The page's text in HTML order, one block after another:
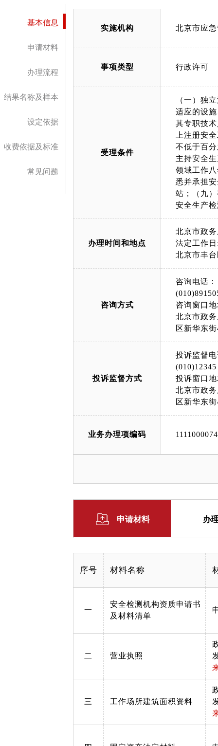
基本信息
申请材料
办理流程
结果名称及样本
设定依据
收费依据及标准
常见问题
实施机构 北京市应
事项类型 行政许可
受理条件
（一）独
适应的设
其专职技
上注册安
不低于百
主持安全
领域工作
悉并承担
站；（九
安全生产
办理时间和地点
北京市政
法定工作
北京市丰
咨询方式
咨询电话：
咨询窗口
北京市政
区新华东
投诉监督方式
投诉监督
(010)12345
投诉窗口
北京市政
区新华东
业务办理项编码
申请材料 办
序号 材料名称
一
安全检测机构资质申请书
及材料清单
二 营业执照
三 工作场所建筑面积资料